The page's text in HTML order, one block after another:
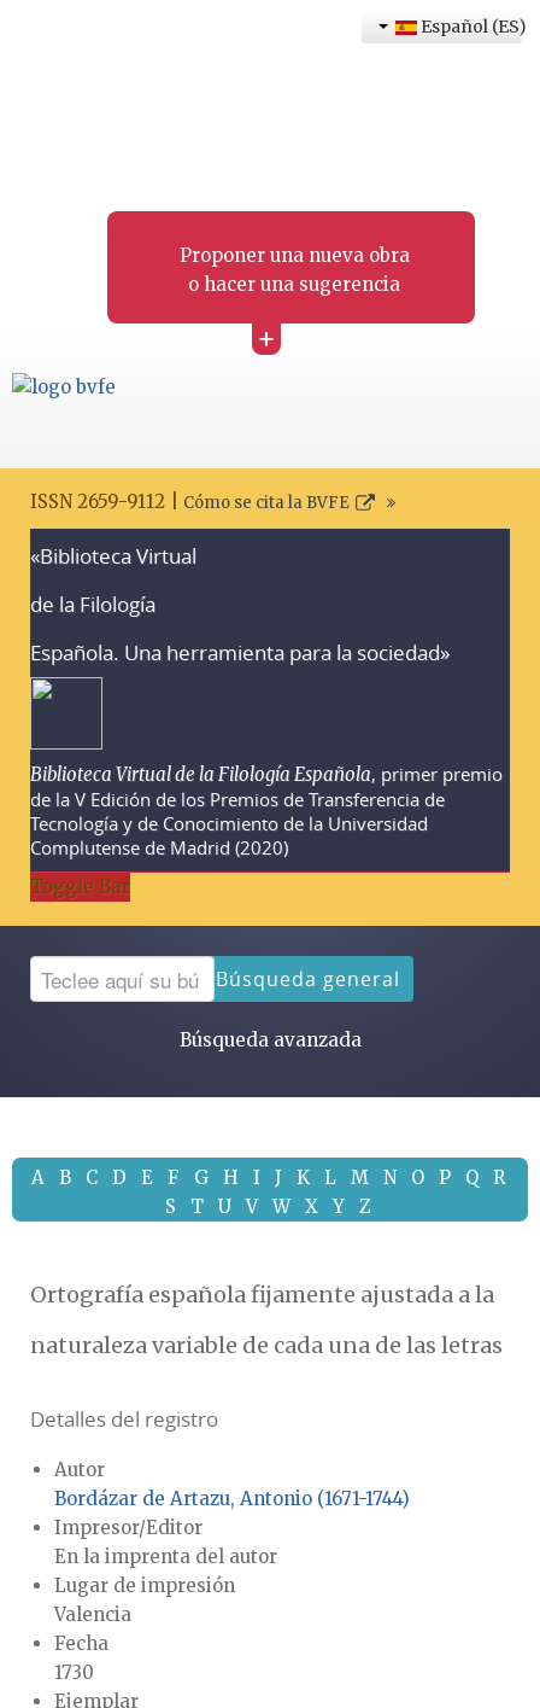
Proponer una nueva obra
o hacer una sugerencia
+
Español (ES)
ISSN 2659-9112 | Cómo se cita la BVFE
«Biblioteca Virtual
de la Filología
Española. Una herramienta para la sociedad»
Biblioteca Virtual de la Filología Española, primer premio
de la V Edición de los Premios de Transferencia de
Tecnología y de Conocimiento de la Universidad
Complutense de Madrid (2020)
Toggle Bar
Búsqueda general
Búsqueda avanzada
A B C D E F G H I J K L M N O P Q
R
S
T U V W X Y Z
Ortografía española fijamente ajustada a la
naturaleza variable de cada una de las letras
Detalles del registro
Autor
Bordázar de Artazu, Antonio (1671-1744)
Impresor/Editor
En la imprenta del autor
Lugar de impresión
Valencia
Fecha
1730
Ejemplar